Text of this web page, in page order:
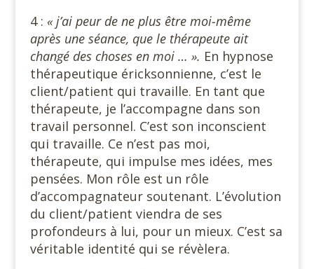
4 : « j’ai peur de ne plus être moi-même
après une séance, que le thérapeute ait
changé des choses en moi … ». En hypnose
thérapeutique éricksonnienne, c’est le
client/patient qui travaille. En tant que
thérapeute, je l’accompagne dans son
travail personnel. C’est son inconscient
qui travaille. Ce n’est pas moi,
thérapeute, qui impulse mes idées, mes
pensées. Mon rôle est un rôle
d’accompagnateur soutenant. L’évolution
du client/patient viendra de ses
profondeurs à lui, pour un mieux. C’est sa
véritable identité qui se révèlera.